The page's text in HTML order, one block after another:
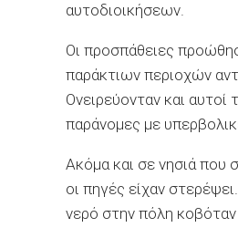
αυτοδιοικήσεων.
Οι προσπάθειες
παράκτιων περιοχών
Ονειρεύονταν και αυτοί
παράνομες με
Ακόμα και σε νησιά που
οι πηγές είχαν
νερό στην πόλη